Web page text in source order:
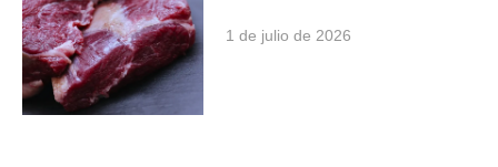
1 de julio de 2026